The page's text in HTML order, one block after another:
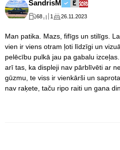
SandrisM
68 1 26.11.2023
Man patika. Mazs, fifīgs un stilīgs.
vien ir viens otram ļoti līdzīgi un
pelēcību pulkā jau pa gabalu
arī tas, ka displeji nav pārblīvēti ar
gūzmu, te viss ir vienkārši un
nav raķete, taču ripo raiti un gana